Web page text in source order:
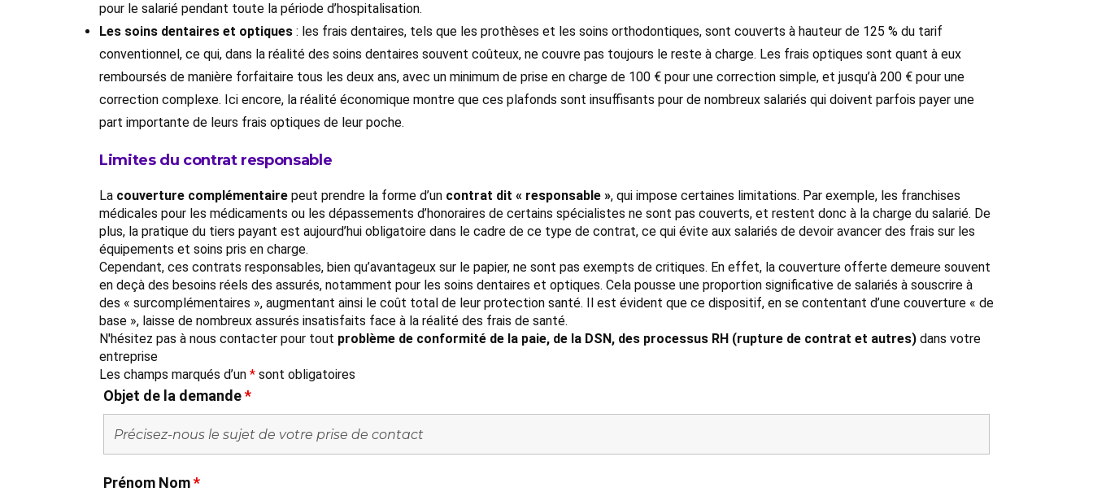
pour le salarié pendant toute la période d’hospitalisation.
Les soins dentaires et optiques : les frais dentaires, tels que les prothèses et les soins orthodontiques, sont couverts à hauteur de 125 % du tarif
conventionnel, ce qui, dans la réalité des soins dentaires souvent coûteux, ne couvre pas toujours le reste à charge. Les frais optiques sont quant à eux
remboursés de manière forfaitaire tous les deux ans, avec un minimum de prise en charge de 100 € pour une correction simple, et jusqu’à 200 € pour une
correction complexe. Ici encore, la réalité économique montre que ces plafonds sont insuffisants pour de nombreux salariés qui doivent parfois payer une
part importante de leurs frais optiques de leur poche.
Limites du contrat responsable
La couverture complémentaire peut prendre la forme d’un contrat dit « responsable », qui impose certaines limitations. Par exemple, les franchises
médicales pour les médicaments ou les dépassements d’honoraires de certains spécialistes ne sont pas couverts, et restent donc à la charge du salarié. De
plus, la pratique du tiers payant est aujourd’hui obligatoire dans le cadre de ce type de contrat, ce qui évite aux salariés de devoir avancer des frais sur les
équipements et soins pris en charge.
Cependant, ces contrats responsables, bien qu’avantageux sur le papier, ne sont pas exempts de critiques. En effet, la couverture offerte demeure souvent
en deçà des besoins réels des assurés, notamment pour les soins dentaires et optiques. Cela pousse une proportion significative de salariés à souscrire à
des « surcomplémentaires », augmentant ainsi le coût total de leur protection santé. Il est évident que ce dispositif, en se contentant d’une couverture « de
base », laisse de nombreux assurés insatisfaits face à la réalité des frais de santé.
N'hésitez pas à nous contacter pour tout problème de conformité de la paie, de la DSN, des processus RH (rupture de contrat et autres) dans votre
entreprise
Les champs marqués d’un * sont obligatoires
Objet de la demande*
Prénom Nom*